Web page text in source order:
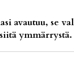
avautuu, se
ymmärrystä.